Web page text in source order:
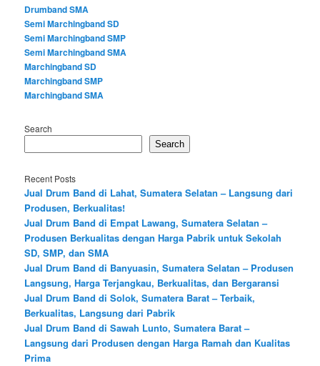
Drumband SMA
Semi Marchingband SD
Semi Marchingband SMP
Semi Marchingband SMA
Marchingband SD
Marchingband SMP
Marchingband SMA
Search
Search
Recent Posts
Jual Drum Band di Lahat, Sumatera Selatan – Langsung dari
Produsen, Berkualitas!
Jual Drum Band di Empat Lawang, Sumatera Selatan –
Produsen Berkualitas dengan Harga Pabrik untuk Sekolah
SD, SMP, dan SMA
Jual Drum Band di Banyuasin, Sumatera Selatan – Produsen
Langsung, Harga Terjangkau, Berkualitas, dan Bergaransi
Jual Drum Band di Solok, Sumatera Barat – Terbaik,
Berkualitas, Langsung dari Pabrik
Jual Drum Band di Sawah Lunto, Sumatera Barat –
Langsung dari Produsen dengan Harga Ramah dan Kualitas
Prima